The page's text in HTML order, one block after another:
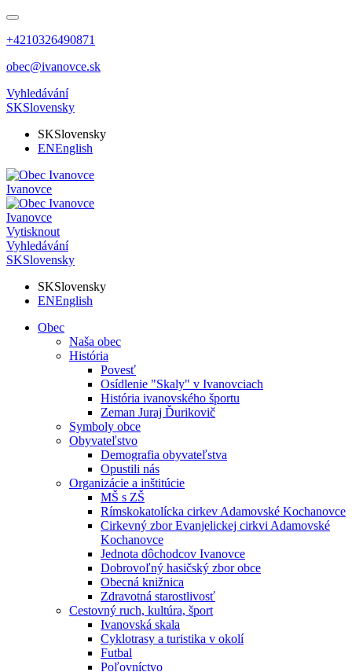
+4210326490871
obec@ivanovce.sk
Vyhledávání
SKSlovensky
SKSlovensky
ENEnglish
Ivanovce
Ivanovce
Vytisknout
Vyhledávání
SKSlovensky
SKSlovensky
ENEnglish
Obec
Naša obec
História
Povesť
Osídlenie "Skaly" v Ivanovciach
História ivanovského športu
Zeman Juraj Ďurikovič
Symboly obce
Obyvateľstvo
Demografia obyvateľstva
Opustili nás
Organizácie a inštitúcie
MŠ s ZŠ
Rímskokatolícka cirkev Adamovské Kochanovce
Cirkevný zbor Evanjelickej cirkvi Adamovské
Kochanovce
Jednota dôchodcov Ivanovce
Dobrovoľný hasičský zbor obce
Obecná knižnica
Zdravotná starostlivosť
Cestovný ruch, kultúra, šport
Ivanovská skala
Cyklotrasy a turistika v okolí
Futbal
Poľovníctvo